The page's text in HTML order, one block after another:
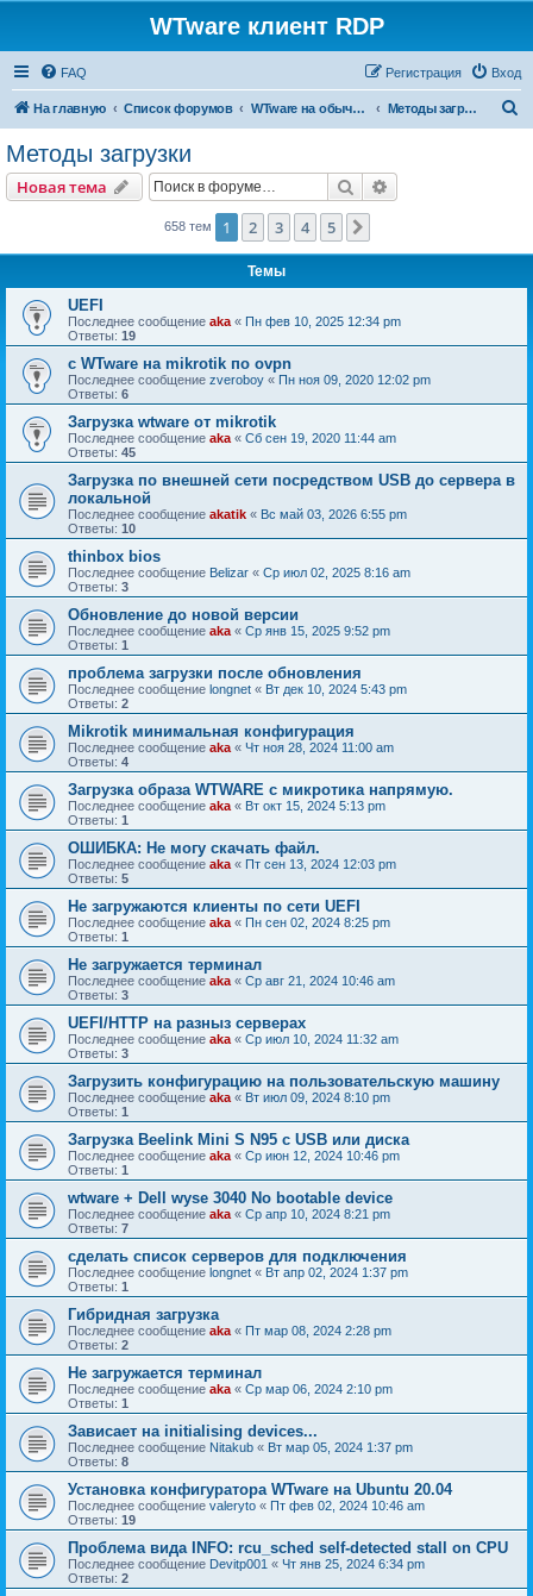
WTware клиент RDP
FAQ Вход
Регистрация
На главную Список форумов WTware на обычных x86-совместимых компьютерах (PC) Методы загрузки
Методы загрузки
Новая тема Поиск
658 тем 1 2 3 4 5
Темы
UEFI
Последнее сообщение aka « Пн фев 10, 2025 12:34 pm
Ответы: 19
c WTware на mikrotik по ovpn
Последнее сообщение zveroboy « Пн ноя 09, 2020 12:02 pm
Ответы: 6
Загрузка wtware от mikrotik
Последнее сообщение aka « Сб сен 19, 2020 11:44 am
Ответы: 45
Загрузка по внешней сети посредством USB до сервера в
локальной
Последнее сообщение akatik « Вс май 03, 2026 6:55 pm
Ответы: 10
thinbox bios
Последнее сообщение Belizar « Ср июл 02, 2025 8:16 am
Ответы: 3
Обновление до новой версии
Последнее сообщение aka « Ср янв 15, 2025 9:52 pm
Ответы: 1
проблема загрузки после обновления
Последнее сообщение longnet « Вт дек 10, 2024 5:43 pm
Ответы: 2
Mikrotik минимальная конфигурация
Последнее сообщение aka « Чт ноя 28, 2024 11:00 am
Ответы: 4
Загрузка образа WTWARE с микротика напрямую.
Последнее сообщение aka « Вт окт 15, 2024 5:13 pm
Ответы: 1
ОШИБКА: Не могу скачать файл.
Последнее сообщение aka « Пт сен 13, 2024 12:03 pm
Ответы: 5
Не загружаются клиенты по сети UEFI
Последнее сообщение aka « Пн сен 02, 2024 8:25 pm
Ответы: 1
Не загружается терминал
Последнее сообщение aka « Ср авг 21, 2024 10:46 am
Ответы: 3
UEFI/HTTP на разныз серверах
Последнее сообщение aka « Ср июл 10, 2024 11:32 am
Ответы: 3
Загрузить конфигурацию на пользовательскую машину
Последнее сообщение aka « Вт июл 09, 2024 8:10 pm
Ответы: 1
Загрузка Beelink Mini S N95 c USB или диска
Последнее сообщение aka « Ср июн 12, 2024 10:46 pm
Ответы: 1
wtware + Dell wyse 3040 No bootable device
Последнее сообщение aka « Ср апр 10, 2024 8:21 pm
Ответы: 7
сделать список серверов для подключения
Последнее сообщение longnet « Вт апр 02, 2024 1:37 pm
Ответы: 1
Гибридная загрузка
Последнее сообщение aka « Пт мар 08, 2024 2:28 pm
Ответы: 2
Не загружается терминал
Последнее сообщение aka « Ср мар 06, 2024 2:10 pm
Ответы: 1
Зависает на initialising devices...
Последнее сообщение Nitakub « Вт мар 05, 2024 1:37 pm
Ответы: 8
Установка конфигуратора WTware на Ubuntu 20.04
Последнее сообщение valeryto « Пт фев 02, 2024 10:46 am
Ответы: 19
Проблема вида INFO: rcu_sched self-detected stall on CPU
Последнее сообщение Devitp001 « Чт янв 25, 2024 6:34 pm
Ответы: 2